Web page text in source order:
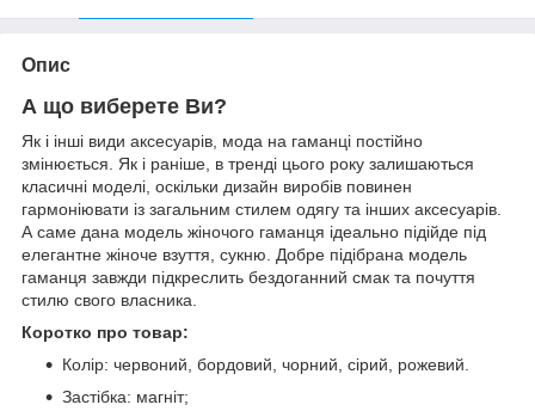
Опис
А що виберете Ви?
Як і інші види аксесуарів, мода на гаманці постійно
змінюється. Як і раніше, в тренді цього року залишаються
класичні моделі, оскільки дизайн виробів повинен
гармоніювати із загальним стилем одягу та інших аксесуарів.
А саме дана модель жіночого гаманця ідеально підійде під
елегантне жіноче взуття, сукню. Добре підібрана модель
гаманця завжди підкреслить бездоганний смак та почуття
стилю свого власника.
Коротко про товар:
Колір: червоний, бордовий, чорний, сірий, рожевий.
Застібка: магніт;